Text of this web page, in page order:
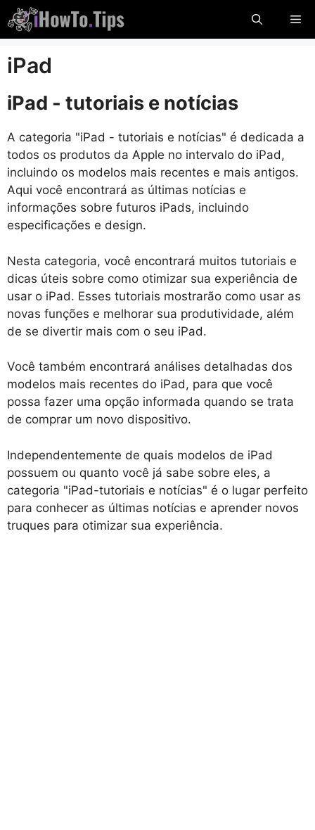
Pule
para
o
conteúdo
iPad
iPad - tutoriais e notícias
A categoria "iPad - tutoriais e notícias" é dedicada a
todos os produtos da Apple no intervalo do iPad,
incluindo os modelos mais recentes e mais antigos.
Aqui você encontrará as últimas notícias e
informações sobre futuros iPads, incluindo
especificações e design.
Nesta categoria, você encontrará muitos tutoriais e
dicas úteis sobre como otimizar sua experiência de
usar o iPad. Esses tutoriais mostrarão como usar as
novas funções e melhorar sua produtividade, além
de se divertir mais com o seu iPad.
Você também encontrará análises detalhadas dos
modelos mais recentes do iPad, para que você
possa fazer uma opção informada quando se trata
de comprar um novo dispositivo.
Independentemente de quais modelos de iPad
possuem ou quanto você já sabe sobre eles, a
categoria "iPad-tutoriais e notícias" é o lugar perfeito
para conhecer as últimas notícias e aprender novos
truques para otimizar sua experiência.